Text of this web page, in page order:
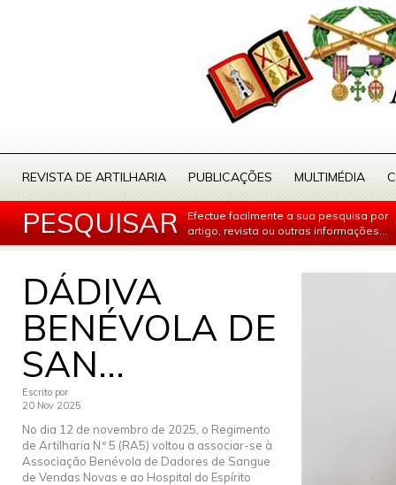
REVISTA DE ARTILHARIA PUBLICAÇÕES MULTIMÉDIA
PESQUISAR
Efectue facilmente a sua pesquisa por
artigo, revista ou outras informações...
DÁDIVA
BENÉVOLA DE
SAN...
Escrito por
20 Nov 2025
No dia 12 de novembro de 2025, o Regimento
de Artilharia N.º 5 (RA5) voltou a associar-se à
Associação Benévola de Dadores de Sangue
de Vendas Novas e ao Hospital do Espírito